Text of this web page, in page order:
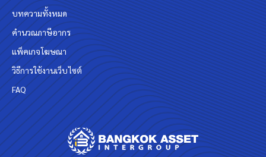
บทความทั้งหมด
คำนวณภาษีอากร
แพ็คเกจโฆษณา
วิธีการใช้งานเว็บไซต์
FAQ